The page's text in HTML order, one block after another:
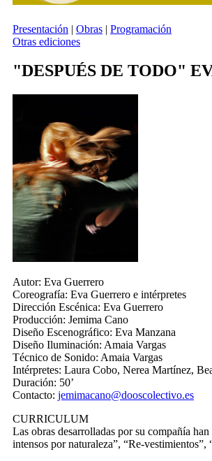
Presentación | Obras | Programación
Otras ediciones
"DESPUÉS DE TODO"
Autor: Eva Guerrero
Coreografía: Eva Guerrero e intérpretes
Dirección Escénica: Eva Guerrero
Producción: Jemima Cano
Diseño Escenográfico: Eva Manzana
Diseño Iluminación: Amaia Vargas
Técnico de Sonido: Amaia Vargas
Intérpretes: Laura Cobo, Nerea Martínez,
Duración: 50’
Contacto: jemimacano@dooscolectivo.es
CURRICULUM
Las obras desarrolladas por su compañía
intensos por naturaleza”, “Re-